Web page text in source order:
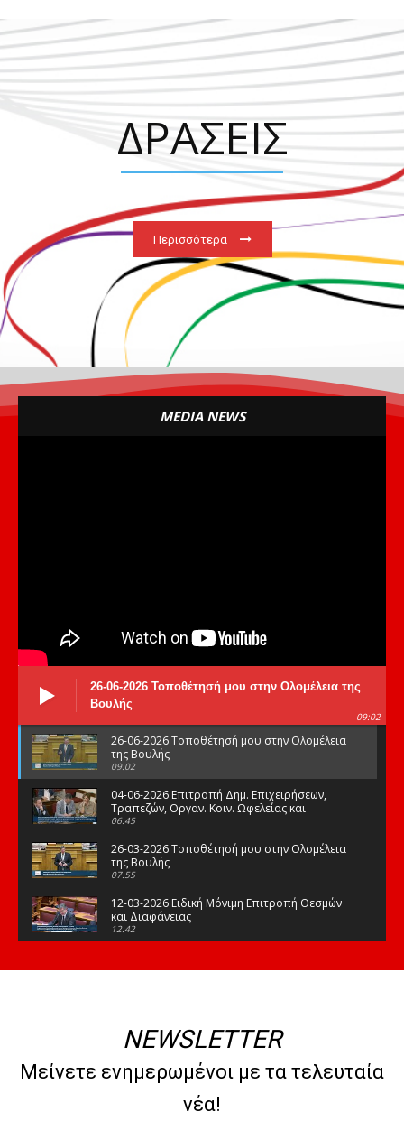
ΔΡΑΣΕΙΣ
Περισσότερα
MEDIA NEWS
26-06-2026 Τοποθέτησή μου στην Ολομέλεια της
Βουλής
09:02
26-06-2026 Τοποθέτησή μου στην Ολομέλεια
της Βουλής
09:02
04-06-2026 Επιτροπή Δημ. Επιχειρήσεων,
Τραπεζών, Οργαν. Κοιν. Ωφελείας και
Φορέων Κοινων. Ασφάλισης
06:45
26-03-2026 Τοποθέτησή μου στην Ολομέλεια
της Βουλής
07:55
12-03-2026 Ειδική Μόνιμη Επιτροπή Θεσμών
και Διαφάνειας
12:42
της Βουλής
08:47
10-02-2026 Διαρκής Επιτροπή Μορφωτικών
Υποθέσεων
NEWSLETTER
Μείνετε ενημερωμένοι με τα τελευταία
νέα!